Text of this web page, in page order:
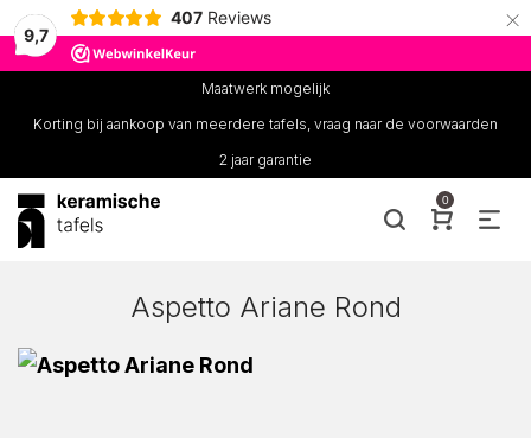
9,7
407 Reviews ×
Maatwerk mogelijk
Korting bij aankoop van meerdere tafels, vraag naar de voorwaarden
2 jaar garantie
0
Aspetto Ariane Rond